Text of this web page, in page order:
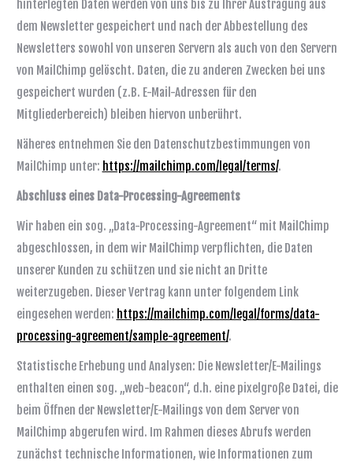
hinterlegten Daten werden von uns bis zu Ihrer Austragung aus
dem Newsletter gespeichert und nach der Abbestellung des
Newsletters sowohl von unseren Servern als auch von den Servern
von MailChimp gelöscht. Daten, die zu anderen Zwecken bei uns
gespeichert wurden (z.B. E-Mail-Adressen für den
Mitgliederbereich) bleiben hiervon unberührt.
Näheres entnehmen Sie den Datenschutzbestimmungen von
MailChimp unter: https://mailchimp.com/legal/terms/.
Abschluss eines Data-Processing-Agreements
Wir haben ein sog. „Data-Processing-Agreement“ mit MailChimp
abgeschlossen, in dem wir MailChimp verpflichten, die Daten
unserer Kunden zu schützen und sie nicht an Dritte
weiterzugeben. Dieser Vertrag kann unter folgendem Link
eingesehen werden: https://mailchimp.com/legal/forms/data-
processing-agreement/sample-agreement/.
Statistische Erhebung und Analysen: Die Newsletter/E-Mailings
enthalten einen sog. „web-beacon“, d.h. eine pixelgroße Datei, die
beim Öffnen der Newsletter/E-Mailings von dem Server von
MailChimp abgerufen wird. Im Rahmen dieses Abrufs werden
zunächst technische Informationen, wie Informationen zum